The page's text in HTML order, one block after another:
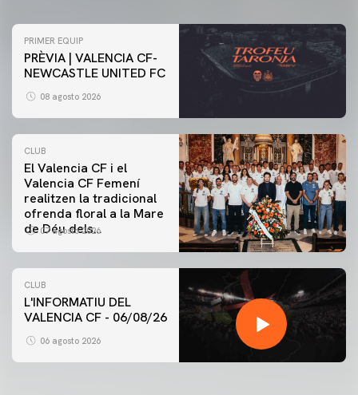
PRIMER EQUIP
PRÈVIA | VALENCIA CF-
NEWCASTLE UNITED FC
08 agosto 2026
CLUB
El Valencia CF i el
Valencia CF Femení
realitzen la tradicional
ofrenda floral a la Mare
de Déu dels
07 agosto 2026
CLUB
L'INFORMATIU DEL
VALENCIA CF - 06/08/26
06 agosto 2026